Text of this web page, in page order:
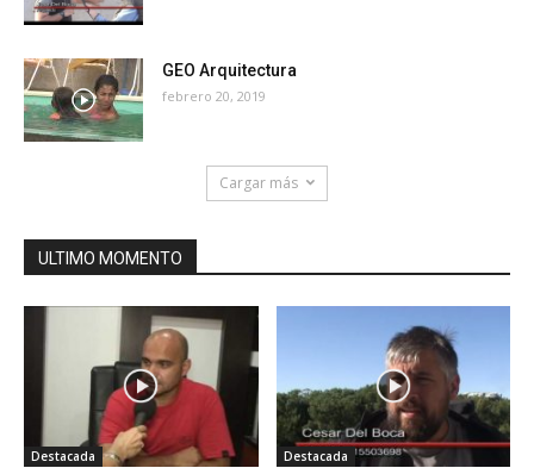
GEO Arquitectura
febrero 20, 2019
Cargar más
ULTIMO MOMENTO
Destacada Destacada